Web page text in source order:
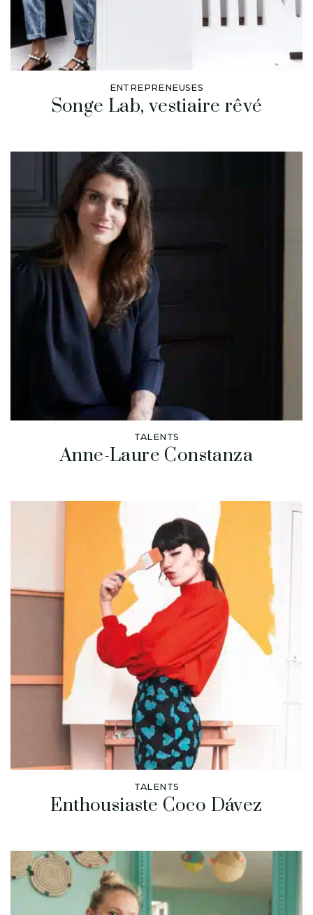
ENTREPRENEUSES
Songe Lab, vestiaire rêvé
TALENTS
Anne-Laure Constanza
TALENTS
Enthousiaste Coco Dávez